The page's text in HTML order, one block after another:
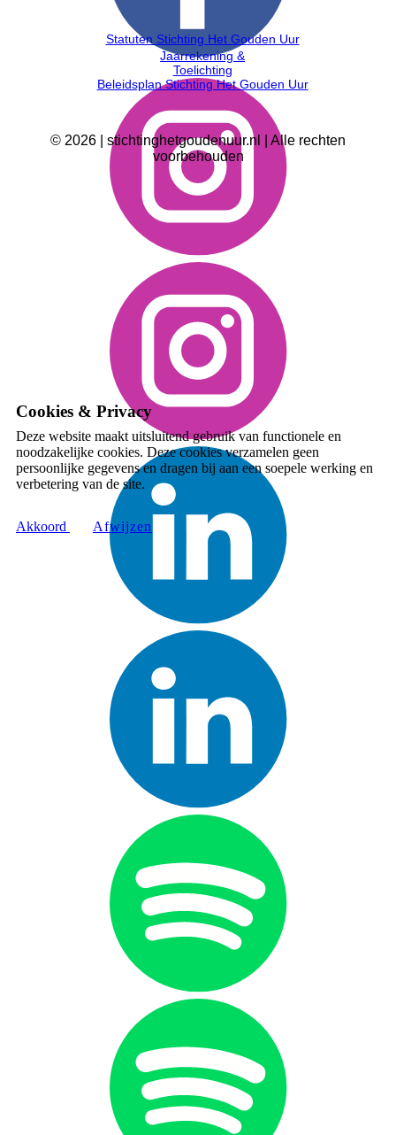
Statuten Stichting Het Gouden Uur
Jaarrekening &
Toelichting
Beleidsplan Stichting Het Gouden Uur
© 2026 | stichtinghetgoudenuur.nl | Alle rechten
voorbehouden
Cookies & Privacy
Deze website maakt uitsluitend gebruik van functionele en
noodzakelijke cookies. Deze cookies verzamelen geen
persoonlijke gegevens en dragen bij aan een soepele werking en
verbetering van de site.
Akkoord A​fwijzen